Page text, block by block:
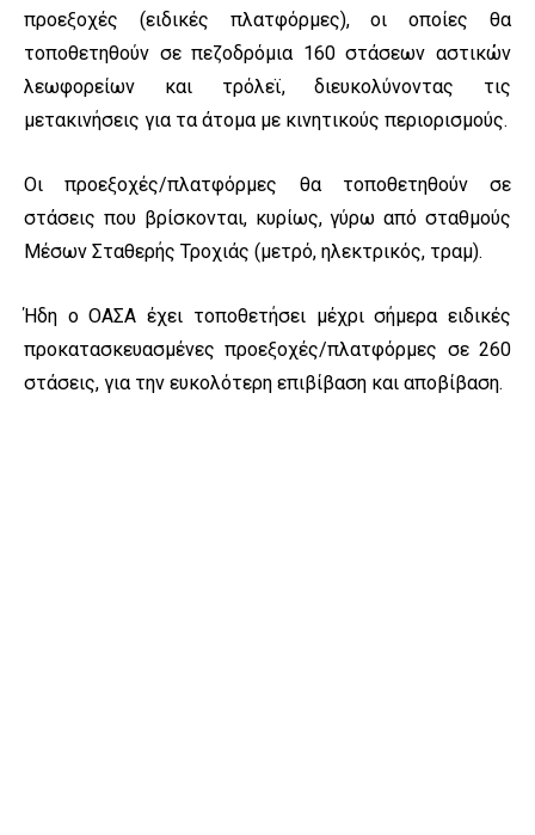
προεξοχές (ειδικές πλατφόρμες), οι οποίες θα
τοποθετηθούν σε πεζοδρόμια 160 στάσεων αστικών
λεωφορείων και τρόλεϊ, διευκολύνοντας τις
μετακινήσεις για τα άτομα με κινητικούς περιορισμούς.
Οι προεξοχές/πλατφόρμες θα τοποθετηθούν σε
στάσεις που βρίσκονται, κυρίως, γύρω από σταθμούς
Μέσων Σταθερής Τροχιάς (μετρό, ηλεκτρικός, τραμ).
Ήδη ο ΟΑΣΑ έχει τοποθετήσει μέχρι σήμερα ειδικές
προκατασκευασμένες προεξοχές/πλατφόρμες σε 260
στάσεις, για την ευκολότερη επιβίβαση και αποβίβαση.